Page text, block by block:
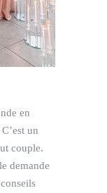
en
un
couple.
demande